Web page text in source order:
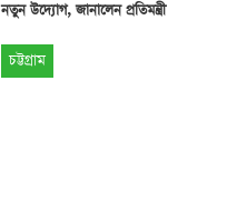
নতুন উদ্যোগ, জানালেন প্রতিমন্ত্রী
চট্টগ্রাম